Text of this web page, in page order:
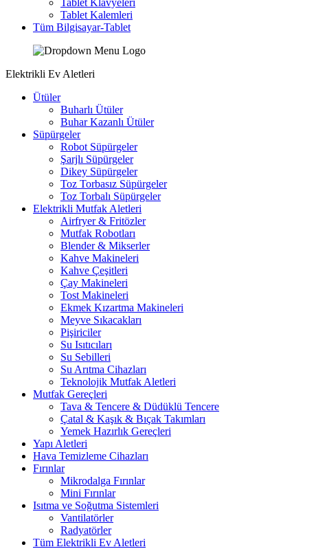
Tablet Klavyeleri
Tablet Kalemleri
Tüm Bilgisayar-Tablet
Elektrikli Ev Aletleri
Ütüler
Buharlı Ütüler
Buhar Kazanlı Ütüler
Süpürgeler
Robot Süpürgeler
Şarjlı Süpürgeler
Dikey Süpürgeler
Toz Torbasız Süpürgeler
Toz Torbalı Süpürgeler
Elektrikli Mutfak Aletleri
Airfryer & Fritözler
Mutfak Robotları
Blender & Mikserler
Kahve Makineleri
Kahve Çeşitleri
Çay Makineleri
Tost Makineleri
Ekmek Kızartma Makineleri
Meyve Sıkacakları
Pişiriciler
Su Isıtıcıları
Su Sebilleri
Su Arıtma Cihazları
Teknolojik Mutfak Aletleri
Mutfak Gereçleri
Tava & Tencere & Düdüklü Tencere
Çatal & Kaşık & Bıçak Takımları
Yemek Hazırlık Gereçleri
Yapı Aletleri
Hava Temizleme Cihazları
Fırınlar
Mikrodalga Fırınlar
Mini Fırınlar
Isıtma ve Soğutma Sistemleri
Vantilatörler
Radyatörler
Tüm Elektrikli Ev Aletleri